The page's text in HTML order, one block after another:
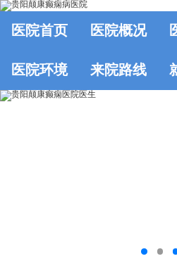
医院首页 医院概况
医院环境 来院路线